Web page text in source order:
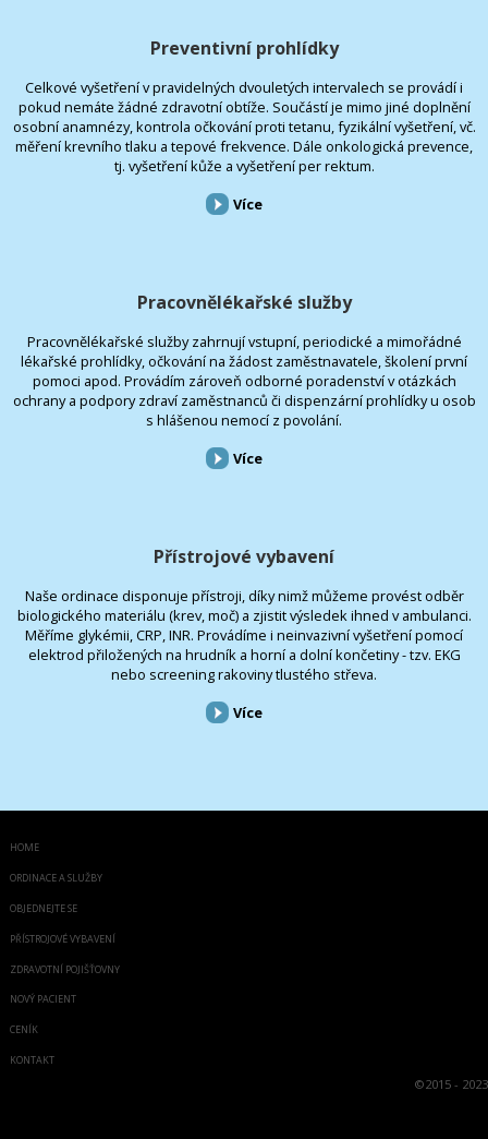
Preventivní prohlídky
Celkové vyšetření v pravidelných dvouletých intervalech se provádí i
pokud nemáte žádné zdravotní obtíže. Součástí je mimo jiné doplnění
osobní anamnézy, kontrola očkování proti tetanu, fyzikální vyšetření, vč.
měření krevního tlaku a tepové frekvence. Dále onkologická prevence,
tj. vyšetření kůže a vyšetření per rektum.
Více
Pracovnělékařské služby
Pracovnělékařské služby zahrnují vstupní, periodické a mimořádné
lékařské prohlídky, očkování na žádost zaměstnavatele, školení první
pomoci apod. Provádím zároveň odborné poradenství v otázkách
ochrany a podpory zdraví zaměstnanců či dispenzární prohlídky u osob
s hlášenou nemocí z povolání.
Více
Přístrojové vybavení
Naše ordinace disponuje přístroji, díky nimž můžeme provést odběr
biologického materiálu (krev, moč) a zjistit výsledek ihned v ambulanci.
Měříme glykémii, CRP, INR. Provádíme i neinvazivní vyšetření pomocí
elektrod přiložených na hrudník a horní a dolní končetiny - tzv. EKG
nebo screening rakoviny tlustého střeva.
Více
HOME
ORDINACE A SLUŽBY
OBJEDNEJTE SE
PŘÍSTROJOVÉ VYBAVENÍ
ZDRAVOTNÍ POJIŠŤOVNY
NOVÝ PACIENT
CENÍK
KONTAKT
©2015 - 2023